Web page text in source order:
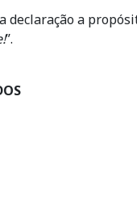
declaração a
”.